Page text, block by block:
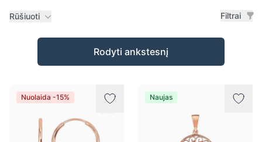
Rūšiuoti Filtrai
Prekės
Rodyti ankstesnį
Nuolaida -15% Naujas